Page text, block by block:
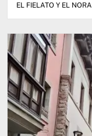
EL FIELATO Y EL NORA